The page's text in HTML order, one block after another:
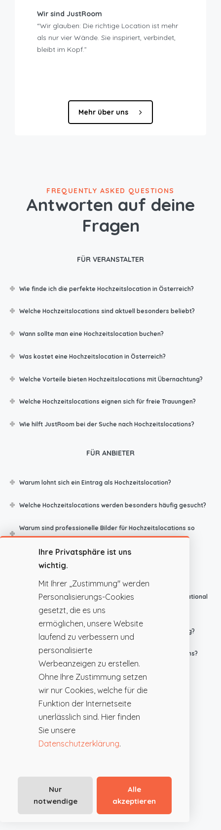
Wir sind JustRoom
“Wir glauben: Die richtige Location ist mehr
als nur vier Wände. Sie inspiriert, verbindet,
bleibt im Kopf.”
Mehr über uns
FREQUENTLY ASKED QUESTIONS
Antworten auf deine
Fragen
FÜR VERANSTALTER
Wie finde ich die perfekte Hochzeitslocation in Österreich?
Welche Hochzeitslocations sind aktuell besonders beliebt?
Wann sollte man eine Hochzeitslocation buchen?
Was kostet eine Hochzeitslocation in Österreich?
Welche Vorteile bieten Hochzeitslocations mit Übernachtung?
Welche Hochzeitslocations eignen sich für freie Trauungen?
Wie hilft JustRoom bei der Suche nach Hochzeitslocations?
FÜR ANBIETER
Warum lohnt sich ein Eintrag als Hochzeitslocation?
Welche Hochzeitslocations werden besonders häufig gesucht?
Warum sind professionelle Bilder für Hochzeitslocations so
wichtig?
Welche Informationen erwarten Brautpaare von einer
Warum gewinnen Hochzeitslocations in Österreich international
an Bedeutung?
Warum sind Direktanfragen für Hochzeitslocations wichtig?
Wie unterstützt JustRoom Anbieter von Hochzeitslocations?
Ihre Privatsphäre ist uns
wichtig.
Mit Ihrer „Zustimmung" werden
Personalisierungs-Cookies
gesetzt, die es uns
ermöglichen, unsere Website
laufend zu verbessern und
personalisierte
Werbeanzeigen zu erstellen.
Ohne Ihre Zustimmung setzen
wir nur Cookies, welche für die
Funktion der Internetseite
unerlässlich sind. Hier finden
Sie unsere
Datenschutzerklärung.
Nur
notwendige
Alle
akzeptieren